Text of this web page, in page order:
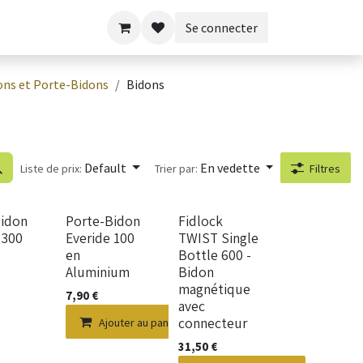
Se connecter
et Porte-Bidons Bidons
Liste de prix: Default Trier par: En vedette Filtres
Porte-Bidon
Everide 100
en
Aluminium
7,90€
Ajouter au panier
Nouveau !
Fidlock
TWIST Single
Bottle 600 -
Bidon
magnétique
avec
connecteur
31,50€